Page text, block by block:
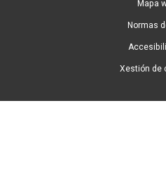
Mapa
Normas
Xestión de